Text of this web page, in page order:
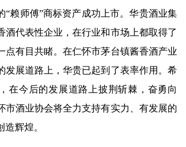
“赖师傅”商标资产成功上市。华贵酒业集
酒代表性企业，在行业和市场上都取得了
点有目共睹。在仁怀市茅台镇酱香酒产业
发展道路上，华贵已起到了表率作用。希
在今后的发展道路上披荆斩棘，奋勇向
市酒业协会将全力支持有实力、有发展的
辉煌。